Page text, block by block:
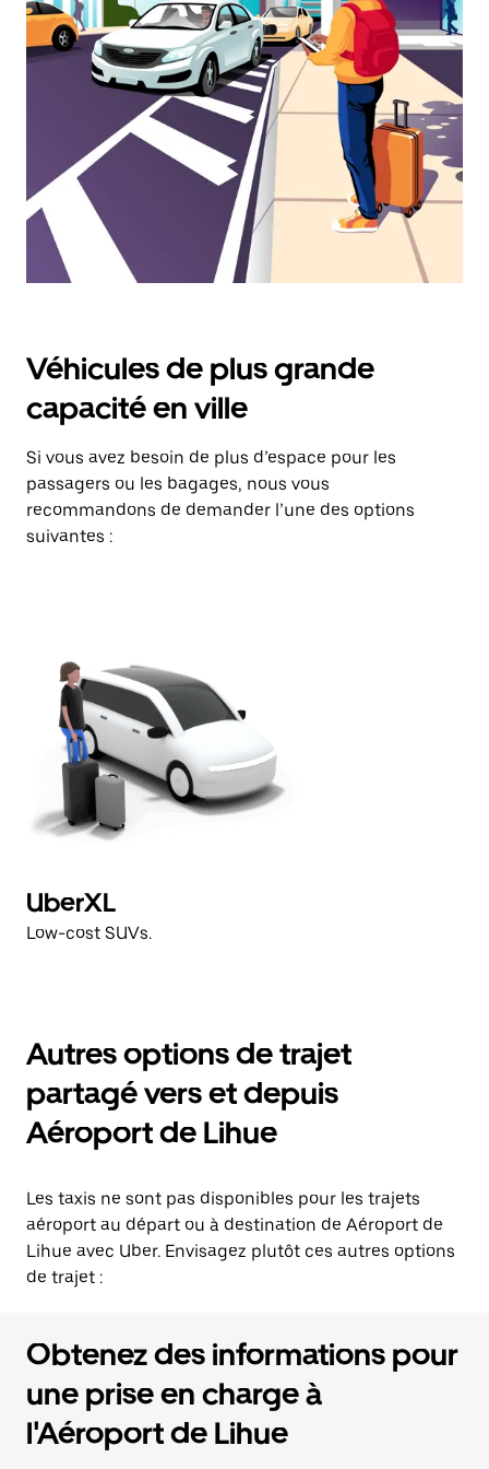
et
sélectionner
une
date.
Appuyez
Échap
pour
fermer
le
calendrier.
Véhicules de plus grande
capacité en ville
Si vous avez besoin de plus d’espace pour les
passagers ou les bagages, nous vous
recommandons de demander l’une des options
suivantes :
UberXL
Low-cost SUVs.
Autres options de trajet
partagé vers et depuis
Aéroport de Lihue
Les taxis ne sont pas disponibles pour les trajets
aéroport au départ ou à destination de Aéroport de
Lihue avec Uber. Envisagez plutôt ces autres options
de trajet :
Obtenez des informations pour
une prise en charge à
l'Aéroport de Lihue